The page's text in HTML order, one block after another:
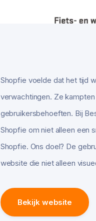
Shopfie voelde dat het tijd
verwachtingen. Ze
gebruikersbehoeften. Bij
Shopfie om niet alleen een
Shopfie. Ons doel? De
website die niet alleen
Bekijk website